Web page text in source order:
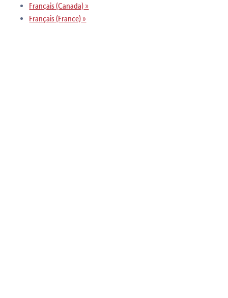
Français (Canada)
Français (France)